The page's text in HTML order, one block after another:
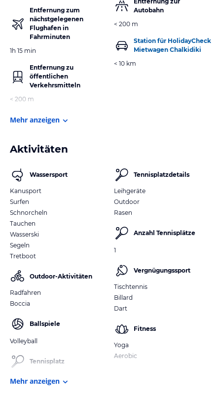
Entfernung zum
nächstgelegenen
Flughafen in
Fahrminuten
1h 15 min
Entfernung zu
öffentlichen
Verkehrsmitteln
< 200 m
Autobahn
< 200 m
Station für HolidayCheck
Mietwagen Chalkidiki
< 10 km
Mehr anzeigen
Aktivitäten
Wassersport
Kanusport
Surfen
Schnorcheln
Tauchen
Wasserski
Segeln
Tretboot
Outdoor-Aktivitäten
Radfahren
Boccia
Ballspiele
Volleyball
Tennisplatz
Tennisplatzdetails
Leihgeräte
Outdoor
Rasen
Anzahl Tennisplätze
1
Vergnügungssport
Tischtennis
Billard
Dart
Fitness
Yoga
Aerobic
Mehr anzeigen